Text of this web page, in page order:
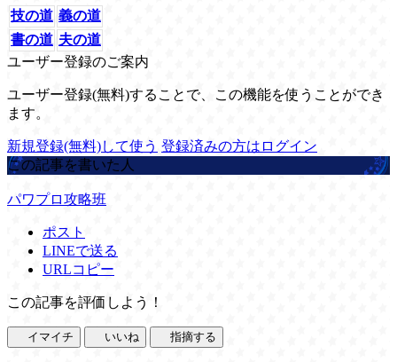
技の道 義の道
書の道 夫の道
ユーザー登録のご案内
ユーザー登録(無料)することで、この機能を使うことができ
ます。
新規登録(無料)して使う 登録済みの方はログイン
この記事を書いた人
パワプロ攻略班
ポスト
LINEで送る
URLコピー
この記事を評価しよう！
イマイチ いいね 指摘する